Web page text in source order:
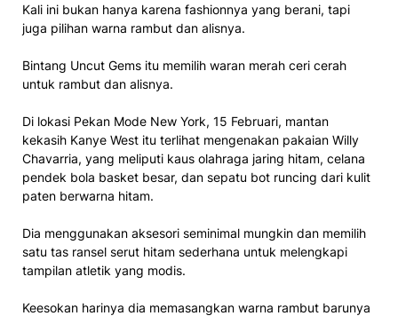
Kali ini bukan hanya karena fashionnya yang berani, tapi
juga pilihan warna rambut dan alisnya.
Bintang Uncut Gems itu memilih waran merah ceri cerah
untuk rambut dan alisnya.
Di lokasi Pekan Mode New York, 15 Februari, mantan
kekasih Kanye West itu terlihat mengenakan pakaian Willy
Chavarria, yang meliputi kaus olahraga jaring hitam, celana
pendek bola basket besar, dan sepatu bot runcing dari kulit
paten berwarna hitam.
Dia menggunakan aksesori seminimal mungkin dan memilih
satu tas ransel serut hitam sederhana untuk melengkapi
tampilan atletik yang modis.
Keesokan harinya dia memasangkan warna rambut barunya